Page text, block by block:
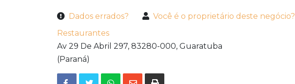
Dados errados?
Você é o proprietário deste negócio?
Restaurantes
Av 29 De Abril 297, 83280-000, Guaratuba
(Paraná)